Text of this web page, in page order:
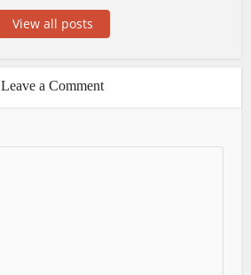
View all posts
Leave a Comment